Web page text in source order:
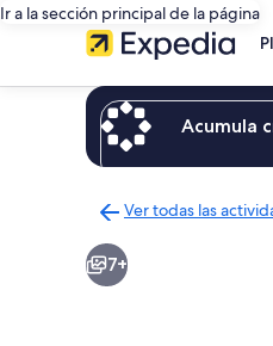
Ir a la sección principal de la página
Acumula
Ver todas las
a
la
7+